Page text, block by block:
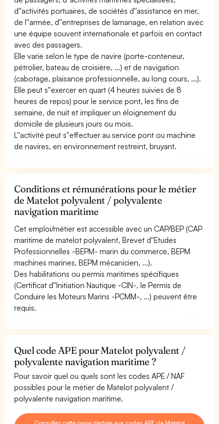
d''activités portuaires, de sociétés d''assistance en mer,
de l''armée, d''entreprises de lamanage, en relation avec
une équipe souvent internationale et parfois en contact
avec des passagers.
Elle varie selon le type de navire (porte-conteneur,
pétrolier, bateau de croisière, ...) et de navigation
(cabotage, plaisance professionnelle, au long cours, ...).
Elle peut s''exercer en quart (4 heures suivies de 8
heures de repos) pour le service pont, les fins de
semaine, de nuit et impliquer un éloignement du
domicile de plusieurs jours ou mois.
L''activité peut s''effectuer au service pont ou machine
de navires, en environnement restreint, bruyant.
Conditions et rémunérations pour le métier
de Matelot polyvalent / polyvalente
navigation maritime
Cet emploi/métier est accessible avec un CAP/BEP (CAP
maritime de matelot polyvalent, Brevet d''Etudes
Professionnelles -BEPM- marin du commerce, BEPM
machines marines, BEPM mécanicien, ...).
Des habilitations ou permis maritimes spécifiques
(Certificat d''Initiation Nautique -CIN-, le Permis de
Conduire les Moteurs Marins -PCMM-, ...) peuvent être
requis.
Quel code APE pour Matelot polyvalent /
polyvalente navigation maritime ?
Pour savoir quel ou quels sont les codes APE / NAF
possibles pour le métier de Matelot polyvalent /
polyvalente navigation maritime.